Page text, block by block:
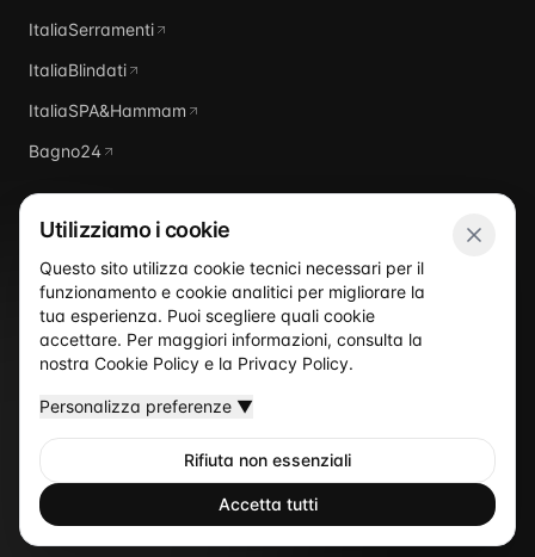
ItaliaSerramenti
ItaliaBlindati
ItaliaSPA&Hammam
Bagno24
ItaliaPiscine
Privacy Policy Termini
Utilizziamo i cookie
Questo sito utilizza cookie tecnici necessari per il
funzionamento e cookie analitici per migliorare la
tua esperienza. Puoi scegliere quali cookie
accettare. Per maggiori informazioni, consulta la
nostra Cookie Policy e la Privacy Policy.
Personalizza preferenze ▼
Rifiuta non essenziali
Accetta tutti